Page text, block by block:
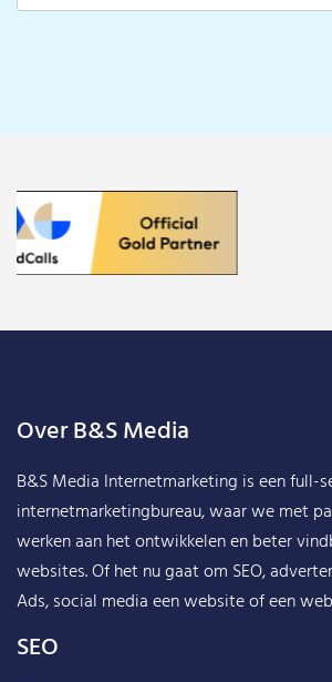
Over B&S Media
B&S Media Internetmarketing is een full-
internetmarketingbureau, waar we met
werken aan het ontwikkelen en beter
websites. Of het nu gaat om SEO,
Ads, social media een website of een
SEO